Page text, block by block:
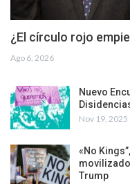
¿El círculo rojo
Ago 6, 2026
Nuevo
Nov 19, 2025
«No
Trump